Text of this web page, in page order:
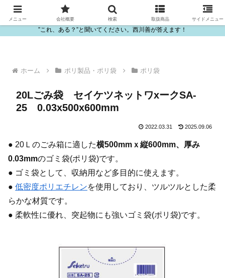
ビニール・プラスチック製品の卸販売は西川善
”これ、ある？”と聞いてください。西川善が答えます！
ホーム ポリ製品・ポリ袋 ポリ袋
20Lごみ袋 セイケツネットワxークSA-
25 0.03x500x600mm
2022.03.31 2025.09.06
● 20Ｌのごみ箱に適した横500mmｘ縦600mm、厚み
0.03mmのゴミ袋(ポリ袋)です。
● ゴミ袋として、収納用など多目的に使えます。
● 低密度ポリエチレンを使用しており、ツルツルとした柔
らかな材質です。
● 柔軟性に優れ、突起物にも強いゴミ袋(ポリ袋)です。
メニュー 会社概要 検索 取扱商品 サイドメニュー